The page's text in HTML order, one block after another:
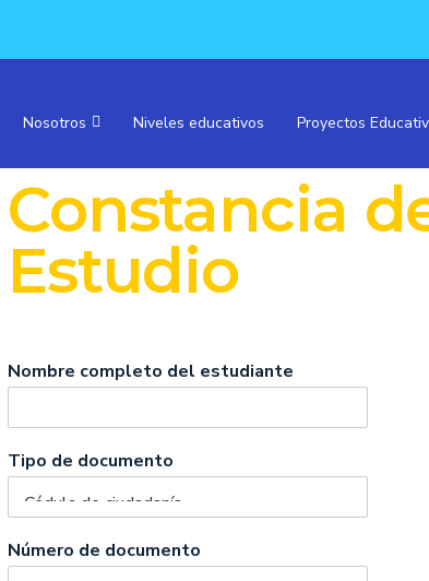
Nosotros Niveles educativos Proyectos
Constancia
Estudio
Nombre completo del estudiante
Tipo de documento
Número de documento